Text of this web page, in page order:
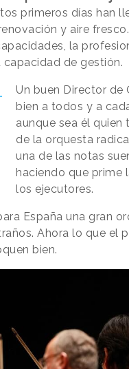
primeros días han
y aire
la
de gestión.
Un buen Director de
bien a todos y a
aunque sea él
de la orquesta
una de las notas
haciendo que prime
los ejecutores.
España una gran
Ahora lo que el
bien.